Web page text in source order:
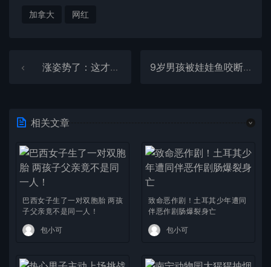
加拿大 网红
涨姿势了：这才是完整莲藕在水里的样子 9岁男孩被娃娃鱼咬断手指 5小时内成功再植断指
相关文章
巴西女子生了一对双胞胎 两孩
子父亲竟不是同一人！
包小可
致命恶作剧！土耳其少年遭同
伴恶作剧肠爆裂身亡
包小可